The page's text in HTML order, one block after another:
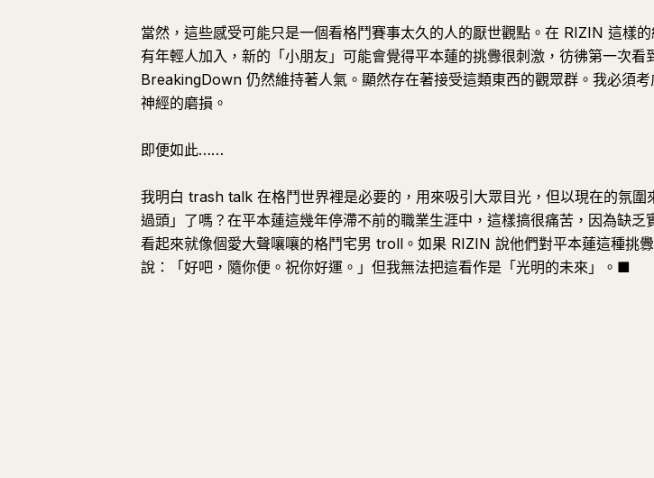
當然，這些感受可能只是一個看格鬥賽事太久的人的厭世觀點。在 RIZIN 這樣
有年輕人加入，新的「小朋友」可能會覺得平本蓮的挑釁很刺激，彷彿第一次看
BreakingDown 仍然維持著人氣。顯然存在著接受這類東西的觀眾群。我必須
神經的磨損。
即便如此……
我明白 trash talk 在格鬥世界裡是必要的，用來吸引大眾目光，但以現在的氛圍
過頭」了嗎？在平本蓮這幾年停滯不前的職業生涯中，這樣搞很痛苦，因為缺乏
看起來就像個愛大聲嚷嚷的格鬥宅男 troll。如果 RIZIN 說他們對平本蓮這種挑
說：「好吧，隨你便。祝你好運。」但我無法把這看作是「光明的未來」。■